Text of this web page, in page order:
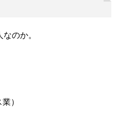
のか。
）